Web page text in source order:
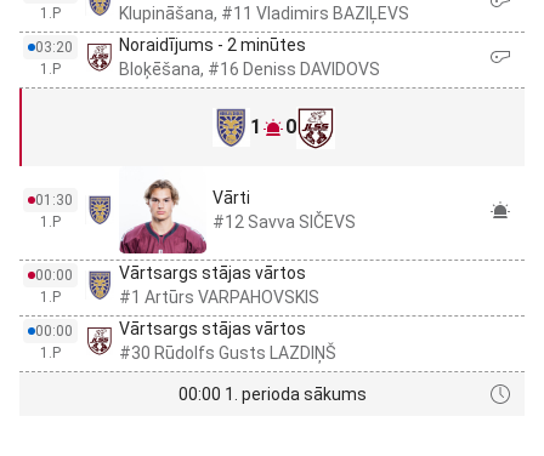
1.P
Klupināšana, #11 Vladimirs BAZIĻEVS
03:20
1.P
Noraidījums - 2 minūtes
Bloķēšana, #16 Deniss DAVIDOVS
1 0
01:30
1.P
Vārti
#12 Savva SIČEVS
00:00
1.P
Vārtsargs stājas vārtos
#1 Artūrs VARPAHOVSKIS
00:00
1.P
Vārtsargs stājas vārtos
#30 Rūdolfs Gusts LAZDIŅŠ
00:00 1. perioda sākums